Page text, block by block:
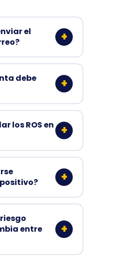
el
debe
los ROS en
entre